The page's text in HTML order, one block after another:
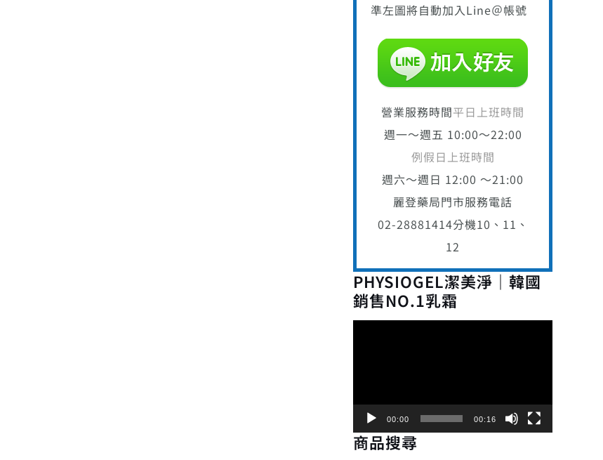
準左圖將自動加入Line＠帳號
營業服務時間平日上班時間
週一～週五 10:00～22:00
例假日上班時間
週六～週日 12:00 ～21:00
麗登藥局門市服務電話
02-28881414分機10、11、
12
PHYSIOGEL潔美淨｜韓國
銷售NO.1乳霜
00:00 00:16
商品搜尋